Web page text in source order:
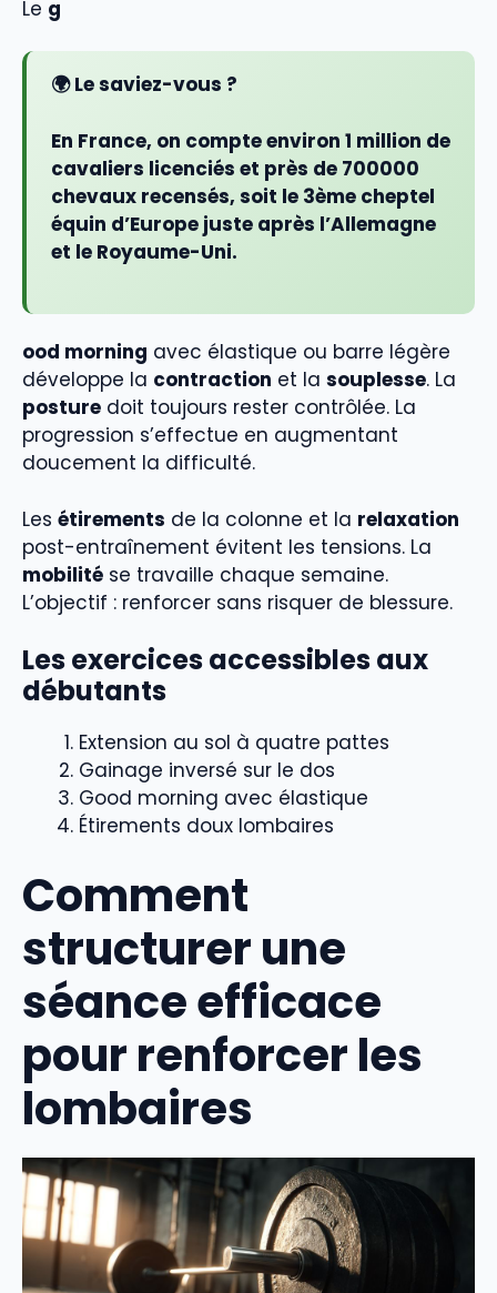
Le g
🌍 Le saviez-vous ?
En France, on compte environ 1 million de
cavaliers licenciés et près de 700000
chevaux recensés, soit le 3ème cheptel
équin d’Europe juste après l’Allemagne
et le Royaume-Uni.
ood morning avec élastique ou barre légère
développe la contraction et la souplesse. La
posture doit toujours rester contrôlée. La
progression s’effectue en augmentant
doucement la difficulté.
Les étirements de la colonne et la relaxation
post-entraînement évitent les tensions. La
mobilité se travaille chaque semaine.
L’objectif : renforcer sans risquer de blessure.
Les exercices accessibles aux
débutants
Extension au sol à quatre pattes
Gainage inversé sur le dos
Good morning avec élastique
Étirements doux lombaires
Comment
structurer une
séance efficace
pour renforcer les
lombaires